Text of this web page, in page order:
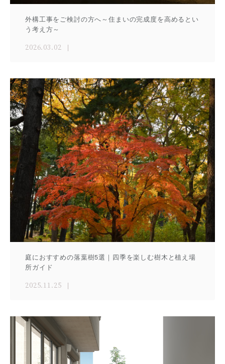
外構工事をご検討の方へ～住まいの完成度を高めるとい
う考え方～
2026.03.02
庭におすすめの落葉樹5選｜四季を楽しむ樹木と植え場
所ガイド
2025.11.25